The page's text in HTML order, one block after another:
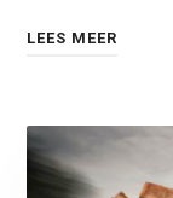
LEES MEER